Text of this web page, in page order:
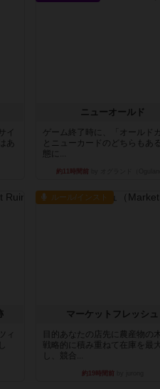
イ
あ
ニューオールド
ゲーム終了時に、「オールド
とニューカードのどちらもあ
態に...
約11時間前
ィ
ルール/インスト
マーケットフレッシュ
目的あなたの店先に農産物の
戦略的に積み重ねて在庫を最大
し、競合...
約19時間前